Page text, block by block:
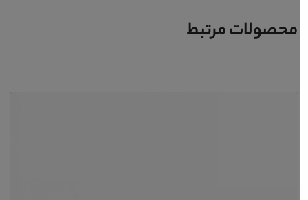
محصولات مرتبط